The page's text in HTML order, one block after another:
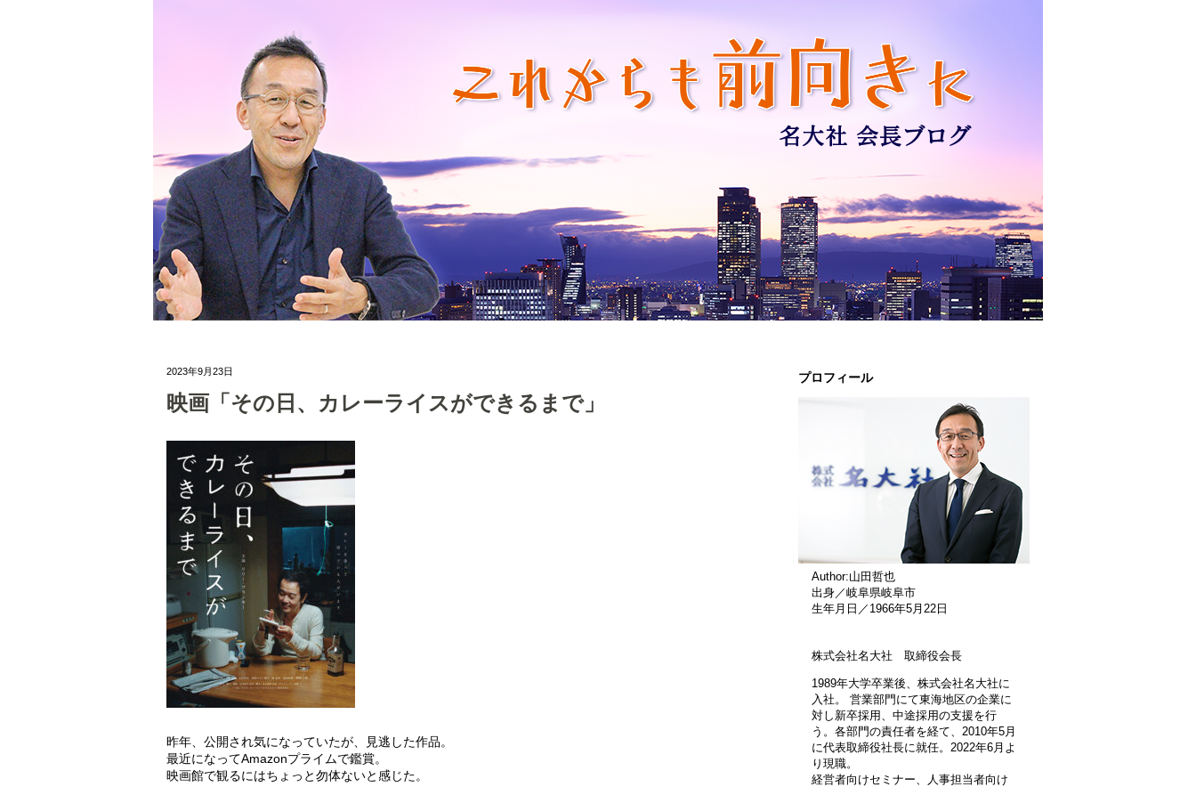
プロフィール
Author:山田哲也
出身／岐阜県岐阜市
生年月日／1966年5月22日
株式会社名大社 取締役会長
1989年大学卒業後、株式会社名大社に
入社。 営業部門にて東海地区の企業に
対し新卒採用、中途採用の支援を行
う。各部門の責任者を経て、2010年5月
に代表取締役社長に就任。2022年6月よ
り現職。
経営者向けセミナー、人事担当者向け
2023年9月23日
映画「その日、カレーライスができるまで」
昨年、公開され気になっていたが、見逃した作品。
最近になってAmazonプライムで鑑賞。
映画館で観るにはちょっと勿体ないと感じた。